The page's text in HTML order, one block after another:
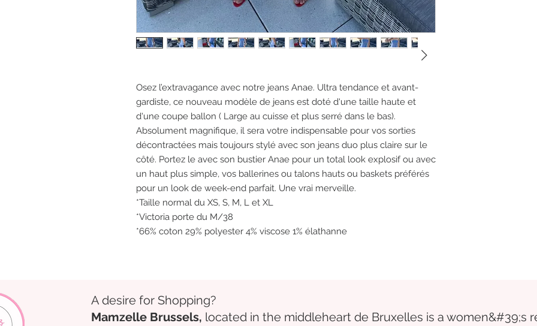
Osez l’extravagance avec notre jeans Anae. Ultra tendance et avant-
gardiste, ce nouveau modèle de jeans est doté d'une taille haute et
d'une coupe ballon ( Large au cuisse et plus serré dans le bas).
Absolument magnifique, il sera votre indispensable pour vos sorties
décontractées mais toujours stylé avec son jeans duo plus claire sur le
côté. Portez le avec son bustier Anae pour un total look explosif ou avec
un haut plus simple, vos ballerines ou talons hauts ou baskets préférés
pour un look de week-end parfait. Une vrai merveille.
*Taille normal du XS, S, M, L et XL
*Victoria porte du M/38
*66% coton 29% polyester 4% viscose 1% élathanne
A desire for Shopping?
Mamzelle Brussels, located in the middleheart de Bruxelles is a women&#39;s